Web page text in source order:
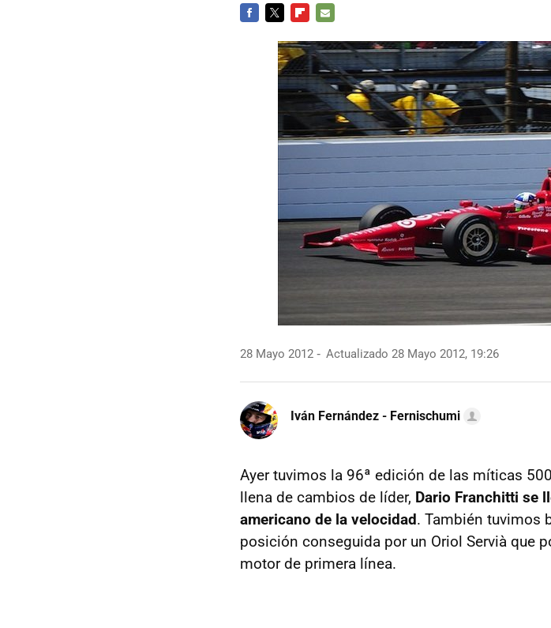
MAIL
28 Mayo 2012 Actualizado 28 Mayo 2012, 19:26
Iván Fernández - Fernischumi
Ayer tuvimos la 96ª edición de las míticas
llena de cambios de líder, Dario Franchitti se
americano de la velocidad. También tuvimos
posición conseguida por un Oriol Servià que
motor de primera línea.